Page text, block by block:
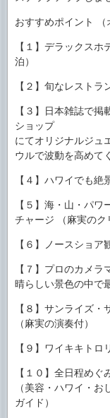
おすすめポイント （
【１】デラックス
泊）
【２】旬なレスト
【３】日本雑誌で
ショップ
にてオリジナルジ
ウルで波動を高めて
【４】ハワイでも
【５】海・山・パ
チャージ （麻実のク
【６】ノースショア
【７】プロのカメ
晴らしい景色の中で
【８】サンライズ
（麻実の演奏付）
【９】ワイキキトロ
【１０】全日程め
（美容・ハワイ・
ガイド）